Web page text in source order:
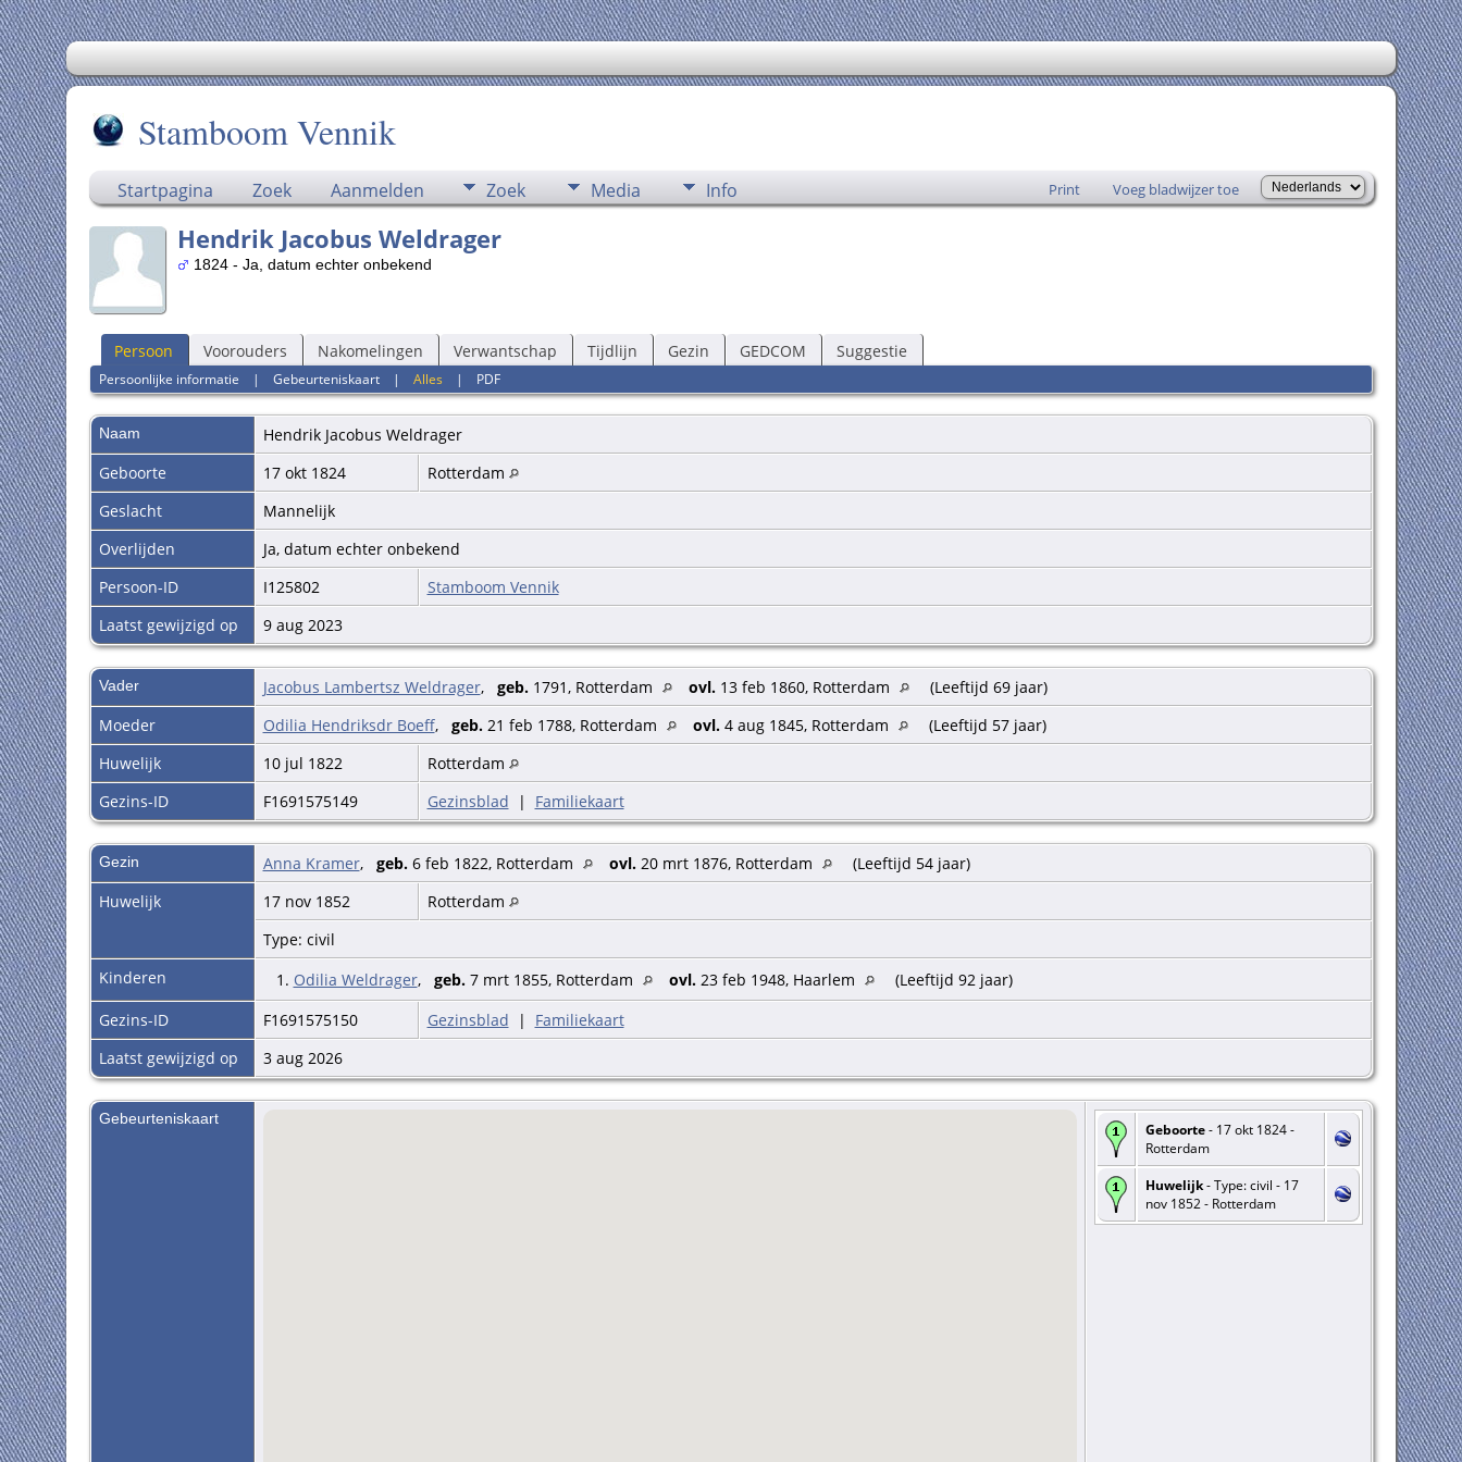
Stamboom Vennik
Startpagina Zoek Aanmelden Zoek Media Info Print Voeg bladwijzer toe
Hendrik Jacobus Weldrager
1824 - Ja, datum echter onbekend
Persoon Voorouders Nakomelingen Verwantschap Tijdlijn Gezin GEDCOM Suggestie
Persoonlijke informatie | Gebeurteniskaart| Alles | PDF
Naam Hendrik Jacobus Weldrager
Geboorte
17 okt 1824
Rotterdam
Geslacht
Mannelijk
Overlijden
Ja, datum echter onbekend
Persoon-ID
I125802
Stamboom Vennik
Laatst gewijzigd op
9 aug 2023
Vader Jacobus Lambertsz Weldrager, geb.1791, Rotterdam ovl.13 feb 1860, Rotterdam
(Leeftijd 69 jaar)
Moeder
Odilia Hendriksdr Boeff, geb.21 feb 1788, Rotterdam ovl.4 aug 1845, Rotterdam
(Leeftijd 57 jaar)
Huwelijk
10 jul 1822
Rotterdam
Gezins-ID
F1691575149 Gezinsblad | Familiekaart
Gezin Anna Kramer, geb.6 feb 1822, Rotterdam ovl.20 mrt 1876, Rotterdam
(Leeftijd 54 jaar)
Huwelijk
17 nov 1852
Rotterdam
Type: civil
Kinderen
1. Odilia Weldrager, geb.7 mrt 1855, Rotterdam ovl.23 feb 1948, Haarlem
(Leeftijd 92 jaar)
Gezins-ID
F1691575150 Gezinsblad | Familiekaart
Laatst gewijzigd op
3 aug 2026
Gebeurteniskaart
Geboorte- 17 okt 1824 -
Rotterdam
Huwelijk- Type: civil - 17
nov 1852 - Rotterdam